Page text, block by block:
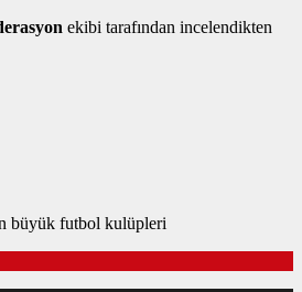
ekibi tarafından incelendikten
büyük futbol kulüpleri